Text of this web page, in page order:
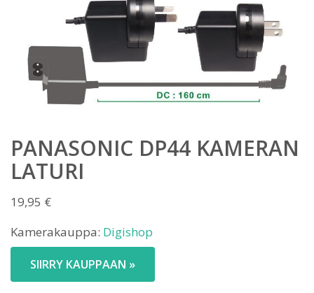
PANASONIC DP44 KAMERAN
LATURI
19,95 €
Kamerakauppa: Digishop
SIIRRY KAUPPAAN »